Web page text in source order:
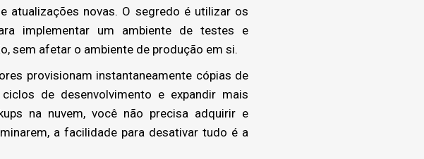
atualizações novas. O segredo é utilizar os
implementar um ambiente de testes e
sem afetar o ambiente de produção em si.
provisionam instantaneamente cópias de
de desenvolvimento e expandir mais
na nuvem, você não precisa adquirir e
a facilidade para desativar tudo é a